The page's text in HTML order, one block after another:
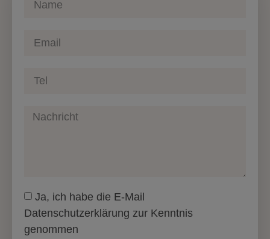
Ja, ich habe die E-Mail
Datenschutzerklärung zur Kenntnis
genommen